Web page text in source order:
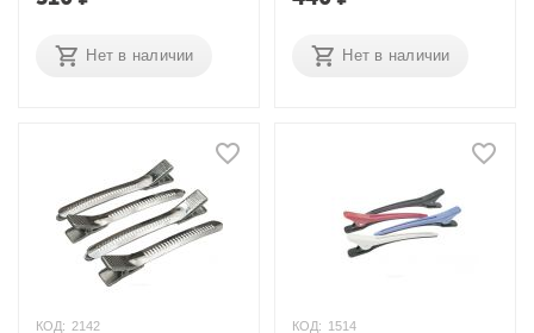
Нет в наличии Нет в наличии
КОД: 2142 КОД: 1514